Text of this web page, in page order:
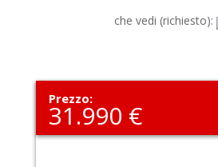
che vedi (richiesto):
Prezzo:
31.990 €